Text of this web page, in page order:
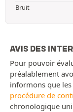
Bruit
AVIS DES
Pour pouvoir
préalablement
informons que
procédure de
chronologique